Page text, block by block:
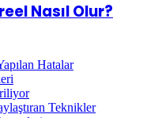
Nasıl Olur?